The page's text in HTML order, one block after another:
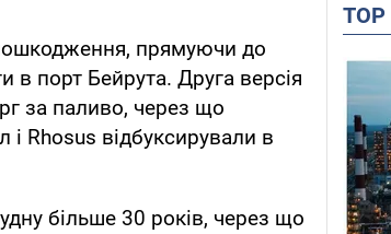
прямуючи до
в порт Бейрута. Друга версія
за паливо, через що
Rhosus відбуксирували в
більше 30 років, через що